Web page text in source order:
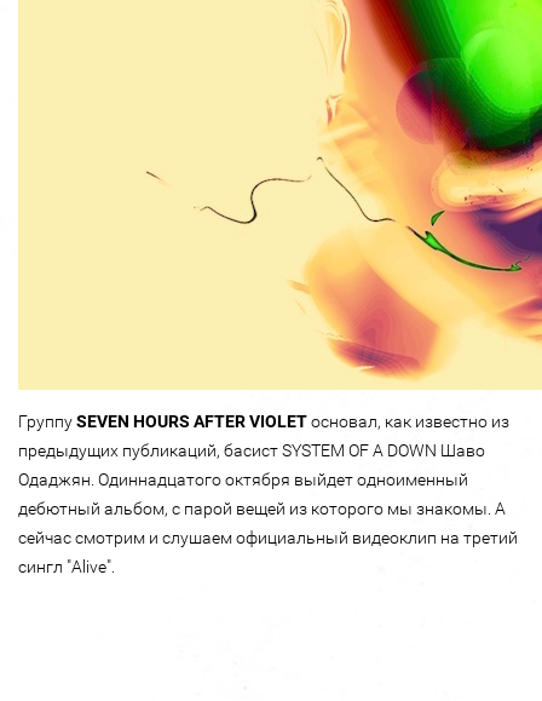
ГруппуSEVEN HOURS AFTER VIOLETосновал, как известно из
предыдущих публикаций, басист SYSTEM OF A DOWN Шаво
Одаджян. Одиннадцатого октября выйдет одноименный
дебютный альбом, с парой вещей из которого мы знакомы. А
сейчас смотрим и слушаем официальный видеоклип на третий
сингл "Alive".